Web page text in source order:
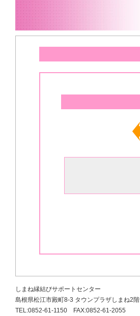
しまね縁結びサポートセンター
島根県松江市殿町8-3 タウンプラザしまね2階
TEL:0852-61-1150 FAX:0852-61-2055